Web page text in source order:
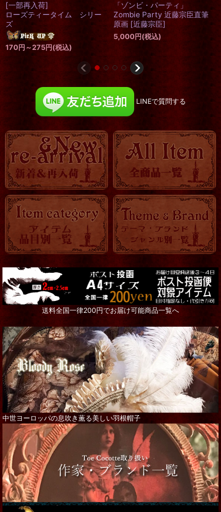
ンビ・パーティ」
Party 近藤宗臣直筆
[近藤宗臣
円(税込)
11,000円(税込)
LINEで質問する
送料全国一律200円でお届け可能商品一覧へ
中世ヨーロッパの息吹き薫る美しい羽根帽子